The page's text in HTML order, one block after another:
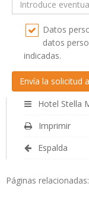
Datos
datos
indicadas.
Hotel Stella
Imprimir
Espalda
Páginas relacionadas: